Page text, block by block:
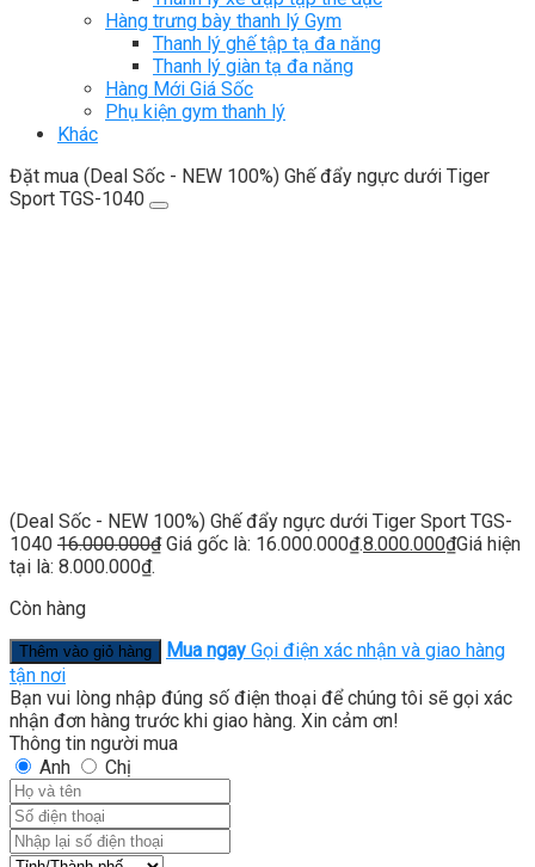
Hàng trưng bày thanh lý Gym
Thanh lý ghế tập tạ đa năng
Thanh lý giàn tạ đa năng
Hàng Mới Giá Sốc
Phụ kiện gym thanh lý
Khác
Đặt mua (Deal Sốc - NEW 100%) Ghế đẩy ngực dưới Tiger
Sport TGS-1040
(Deal Sốc - NEW 100%) Ghế đẩy ngực dưới Tiger Sport TGS-
1040 16.000.000₫ Giá gốc là: 16.000.000₫.8.000.000₫Giá hiện
tại là: 8.000.000₫.
Còn hàng
Thêm vào giỏ hàng Mua ngay Gọi điện xác nhận và giao hàng
tận nơi
Bạn vui lòng nhập đúng số điện thoại để chúng tôi sẽ gọi xác
nhận đơn hàng trước khi giao hàng. Xin cảm ơn!
Thông tin người mua
Anh
Chị